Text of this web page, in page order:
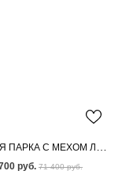
руб. 71 400 руб.